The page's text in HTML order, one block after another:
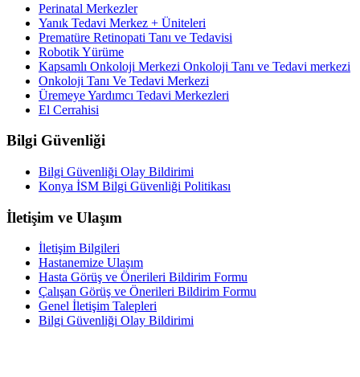
Perinatal Merkezler
Yanık Tedavi Merkez + Üniteleri
Prematüre Retinopati Tanı ve Tedavisi
Robotik Yürüme
Kapsamlı Onkoloji Merkezi Onkoloji Tanı ve Tedavi merkezi
Onkoloji Tanı Ve Tedavi Merkezi
Üremeye Yardımcı Tedavi Merkezleri
El Cerrahisi
Bilgi Güvenliği
Bilgi Güvenliği Olay Bildirimi
Konya İSM Bilgi Güvenliği Politikası
İletişim ve Ulaşım
İletişim Bilgileri
Hastanemize Ulaşım
Hasta Görüş ve Önerileri Bildirim Formu
Çalışan Görüş ve Önerileri Bildirim Formu
Genel İletişim Talepleri
Bilgi Güvenliği Olay Bildirimi